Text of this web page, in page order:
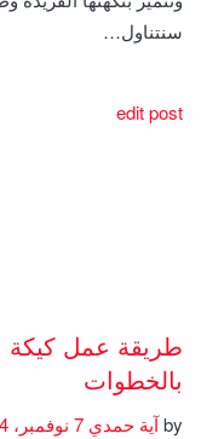
سنتناول…
edit post
طريقة عمل كيكة
بالخطوات
byآية حمدي